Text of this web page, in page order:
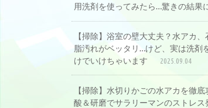
用洗剤を使ってみたら…驚きの結果
【掃除】浴室の壁大丈夫？水アカ
脂汚れがベッタリ…けど、実は洗剤
けでいけちゃいます
2025.09.04
【掃除】水切りかごの水アカを徹
酸＆研磨でサラリーマンのストレス